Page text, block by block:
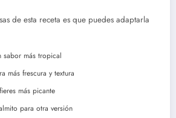
de esta receta es que puedes adaptarla
más tropical
más frescura y textura
más picante
para otra versión